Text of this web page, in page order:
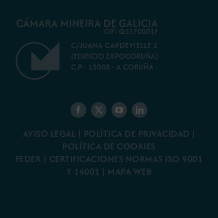
AVISO LEGAL | POLÍTICA DE PRIVACIDAD |
POLÍTICA DE COOKIES
FEDER | CERTIFICACIONES NORMAS ISO 9001
Y 14001 | MAPA WEB